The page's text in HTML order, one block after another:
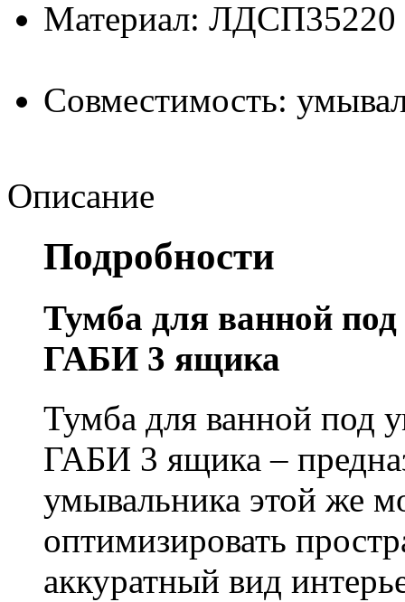
Материал: ЛДСП35220
Совместимость:
Описание
Подробности
Тумба для ванной
ГАБИ 3 ящика
Тумба для ванной под
ГАБИ 3 ящика –
умывальника этой же
оптимизировать
аккуратный вид